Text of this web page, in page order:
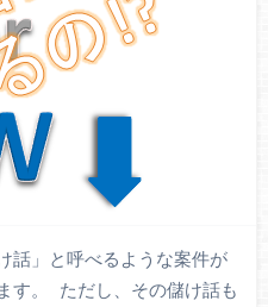
話」と呼べるような案件が
す。 ただし、その儲け話も